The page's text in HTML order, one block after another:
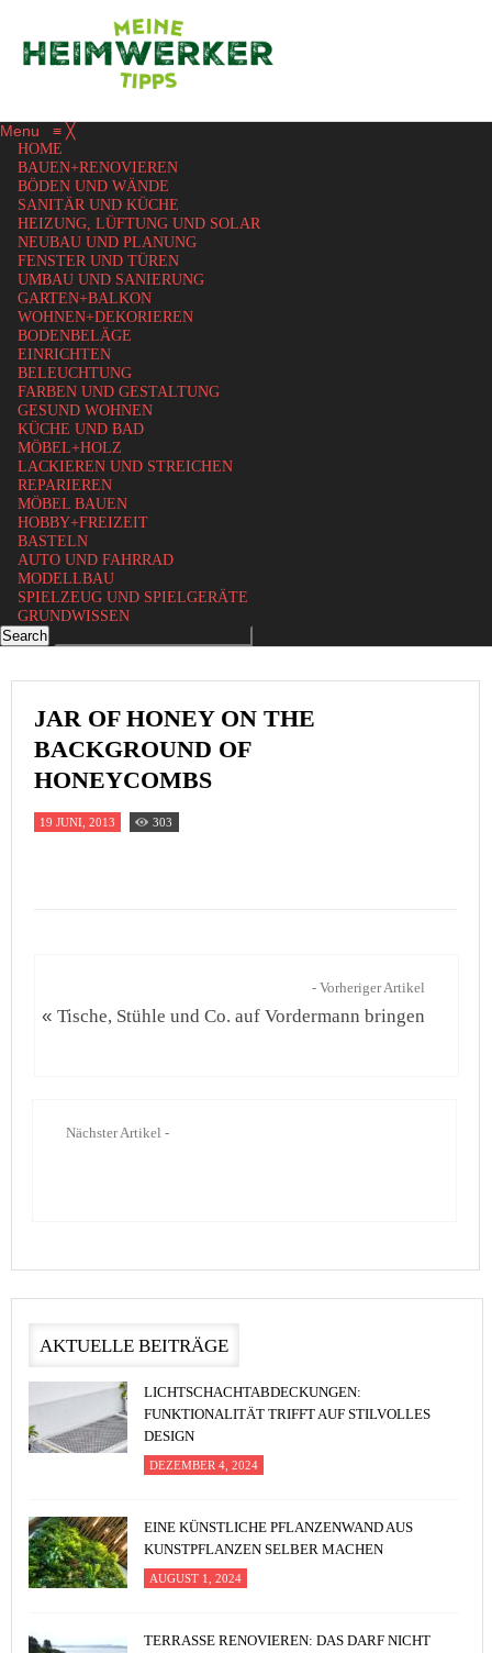
Menu ≡ ╳
HOME
BAUEN+RENOVIEREN
BÖDEN UND WÄNDE
SANITÄR UND KÜCHE
HEIZUNG, LÜFTUNG UND SOLAR
NEUBAU UND PLANUNG
FENSTER UND TÜREN
UMBAU UND SANIERUNG
GARTEN+BALKON
WOHNEN+DEKORIEREN
BODENBELÄGE
EINRICHTEN
BELEUCHTUNG
FARBEN UND GESTALTUNG
GESUND WOHNEN
KÜCHE UND BAD
MÖBEL+HOLZ
LACKIEREN UND STREICHEN
REPARIEREN
MÖBEL BAUEN
HOBBY+FREIZEIT
BASTELN
AUTO UND FAHRRAD
MODELLBAU
SPIELZEUG UND SPIELGERÄTE
GRUNDWISSEN
JAR OF HONEY ON THE
BACKGROUND OF
HONEYCOMBS
19 JUNI, 2013 303
- Vorheriger Artikel
«Tische, Stühle und Co. auf Vordermann bringen
Nächster Artikel -
AKTUELLE BEITRÄGE
LICHTSCHACHTABDECKUNGEN:
FUNKTIONALITÄT TRIFFT AUF STILVOLLES
DESIGN
DEZEMBER 4, 2024
EINE KÜNSTLICHE PFLANZENWAND AUS
KUNSTPFLANZEN SELBER MACHEN
AUGUST 1, 2024
TERRASSE RENOVIEREN: DAS DARF NICHT